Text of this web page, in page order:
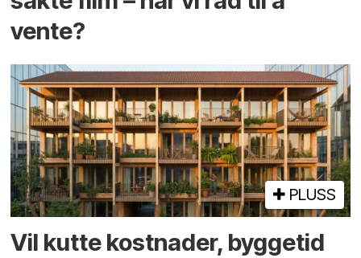
vente?
PLUSS
Vil kutte kostnader, byggetid